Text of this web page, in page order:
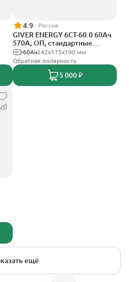
4.9 Россия
GIVER ENERGY 6СТ-60.0 60Ач
570А, ОП, стандартные
клеммы242х175х190 мм
60Ач
Обратная полярность
5 000 ₽
ещё